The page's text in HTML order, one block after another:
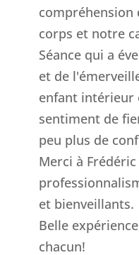
compréhension
corps et notre
Séance qui a
et de
enfant intérieur
sentiment de
peu plus de
Merci à
et bienveillants.
Belle
chacun!